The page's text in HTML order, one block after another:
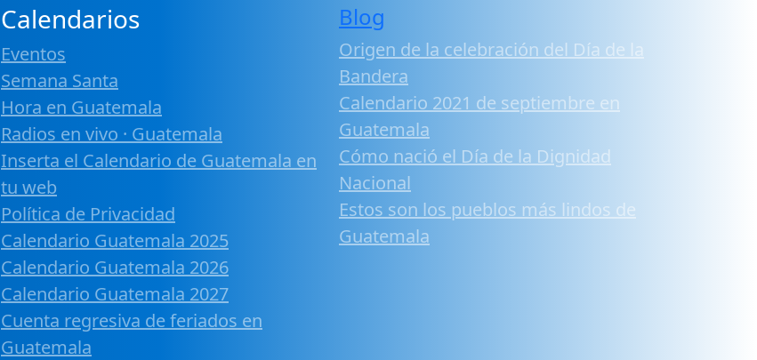
Calendarios
Eventos
Semana Santa
Hora en Guatemala
Radios en vivo · Guatemala
Inserta el Calendario de Guatemala en
tu web
Política de Privacidad
Calendario Guatemala 2025
Calendario Guatemala 2026
Calendario Guatemala 2027
Cuenta regresiva de feriados en
Guatemala
Blog
Origen de la celebración del Día de la
Bandera
Calendario 2021 de septiembre en
Guatemala
Cómo nació el Día de la Dignidad
Nacional
Estos son los pueblos más lindos de
Guatemala